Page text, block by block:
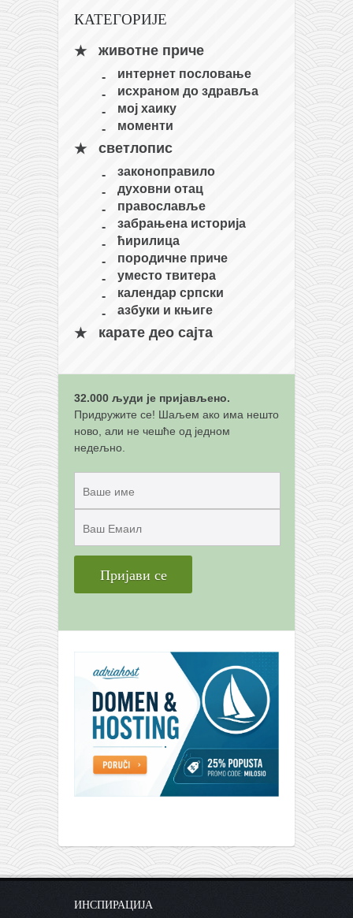
забрањена историја
ћирилица
породичне приче
прота Воја
уместо твитера
календар српски
азбуки и књиге
Окинава карате
најновије на блогу
моје белешке
историја каратеа
бубиши
карате
наиханчи
кушанку
пасаи
темашивари
кобудо
нунчаку
бо
тимбеи рочин
тсунами дојо
програм
снимци наступа
галерија клуба
чланарина
бесплатна е-књига
моја прича
КАТЕГОРИЈЕ
животне приче
интернет пословање
исхраном до здравља
мој хаику
моменти
светлопис
законоправило
духовни отац
православље
забрањена историја
ћирилица
породичне приче
уместо твитера
календар српски
азбуки и књиге
карате део сајта
32.000 људи је пријављено.
Придружите се! Шаљем ако има нешто
ново, али не чешће од једном
недељно.
ИНСПИРАЦИЈА